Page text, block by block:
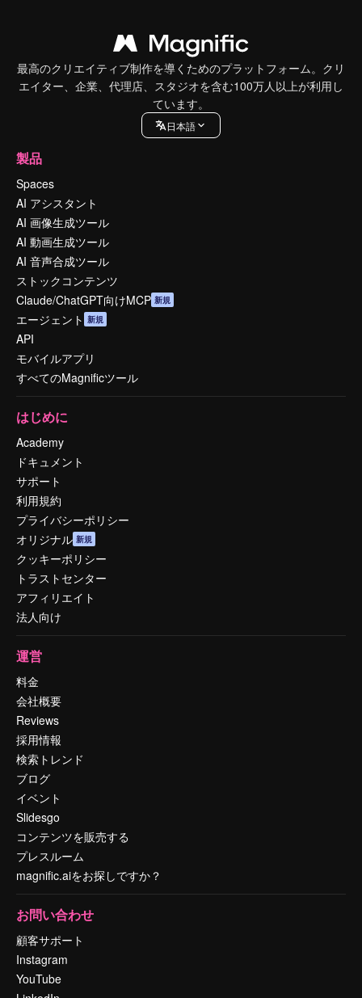
最高のクリエイティブ制作を導くためのプラットフォーム。クリ
エイター、企業、代理店、スタジオを含む100万人以上が利用し
ています。
日本語
製品
Spaces
AI アシスタント
AI 画像生成ツール
AI 動画生成ツール
AI 音声合成ツール
ストックコンテンツ
Claude/ChatGPT向けMCP 新規
エージェント 新規
API
モバイルアプリ
すべてのMagnificツール
はじめに
Academy
ドキュメント
サポート
利用規約
プライバシーポリシー
オリジナル 新規
クッキーポリシー
トラストセンター
アフィリエイト
法人向け
運営
料金
会社概要
Reviews
採用情報
検索トレンド
ブログ
イベント
Slidesgo
コンテンツを販売する
プレスルーム
magnific.aiをお探しですか？
お問い合わせ
顧客サポート
Instagram
YouTube